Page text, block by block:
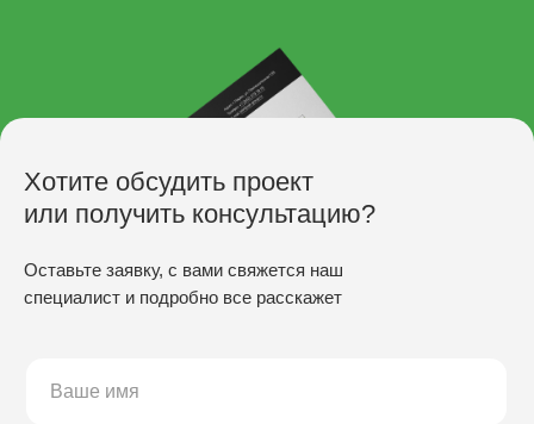
Хотите обсудить проект
или получить консультацию?
Оставьте заявку, с вами свяжется наш
специалист и подробно все расскажет